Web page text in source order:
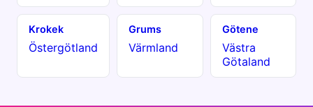
Krokek
Östergötland
Grums
Värmland
Götene
Västra
Götaland